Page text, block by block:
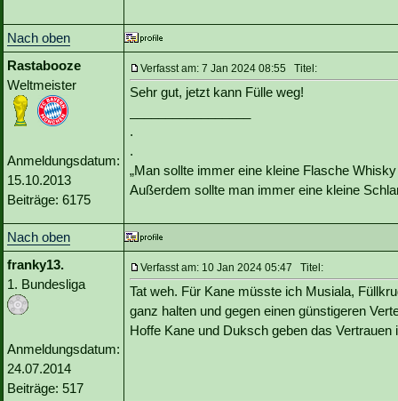
Nach oben
Rastabooze
Weltmeister
Anmeldungsdatum:
15.10.2013
Beiträge: 6175
Verfasst am: 7 Jan 2024 08:55 Titel:
Sehr gut, jetzt kann Fülle weg!
.
.
„Man sollte immer eine kleine Flasche
Außerdem sollte man immer eine kleine
Nach oben
franky13.
1. Bundesliga
Anmeldungsdatum:
24.07.2014
Beiträge: 517
Verfasst am: 10 Jan 2024 05:47 Titel:
Tat weh. Für Kane müsste ich Musiala,
ganz halten und gegen einen günstigeren
Hoffe Kane und Duksch geben das